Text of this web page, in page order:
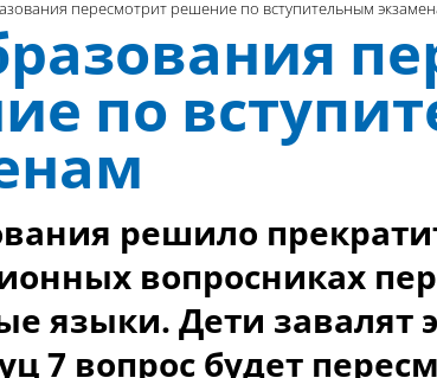
пересмотрит решение по вступительным
по
решило
вопросниках
языки. Дети завалят
7 вопрос будет